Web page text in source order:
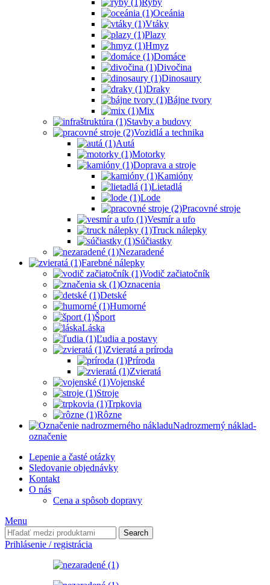
Ryby
Oceánia
Vtáky
Plazy
Hmyz
Domáce
Divočina
Dinosaury
Draky
Bájne tvory
Mix
Stavby a budovy
Vozidlá a technika
Autá
Motorky
Doprava a stroje
Kamióny
Lietadlá
Lode
Pracovné stroje
Vesmír a ufo
Truck nálepky
Súčiastky
Nezaradené
Farebné nálepky
Vodič začiatočník
Oznacenia
Detské
Humorné
Šport
Láska
Ľudia a postavy
Zvieratá a príroda
Príroda
Zvieratá
Vojenské
Stroje
Trpkovia
Rôzne
Nadrozmerný náklad-
označenie
Lepenie a časté otázky
Sledovanie objednávky
Kontakt
O nás
Cena a spôsob dopravy
Menu
Search
Prihlásenie / registrácia